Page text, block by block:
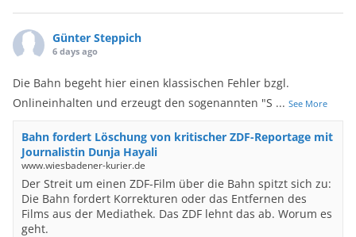
Günter Steppich
6 days ago
Die Bahn begeht hier einen klassischen Fehler bzgl.
Onlineinhalten und erzeugt den sogenannten "S ... See More
Bahn fordert Löschung von kritischer ZDF-Reportage mit
Journalistin Dunja Hayali
www.wiesbadener-kurier.de
Der Streit um einen ZDF-Film über die Bahn spitzt sich zu:
Die Bahn fordert Korrekturen oder das Entfernen des
Films aus der Mediathek. Das ZDF lehnt das ab. Worum es
geht.